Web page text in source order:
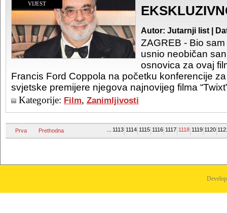
VIJEST
Autor: Jutarnji list |
ZAGREB - Bio
usnio neobičan
osnovica za ovaj
Francis Ford Coppola na početku konferencije
svjetske premijere njegova najnovijeg filma
Kategorije: Film, Zanimljivosti
Prva Prethodna 1113 1114 1115 1116 1117 1118 1119 1120